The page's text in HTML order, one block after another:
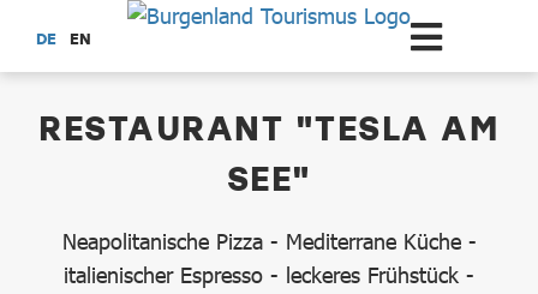
Zum Hauptinhalt springen
DE EN
RESTAURANT "TESLA AM
SEE"
Neapolitanische Pizza - Mediterrane Küche -
italienischer Espresso - leckeres Frühstück -